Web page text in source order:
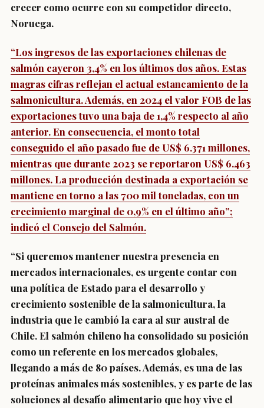
crecer como ocurre con su competidor directo,
Noruega.
“Los ingresos de las exportaciones chilenas de
salmón cayeron 3,4% en los últimos dos años. Estas
magras cifras reflejan el actual estancamiento de la
salmonicultura. Además, en 2024 el valor FOB de las
exportaciones tuvo una baja de 1,4% respecto al año
anterior. En consecuencia, el monto total
conseguido el año pasado fue de US$ 6.371 millones,
mientras que durante 2023 se reportaron US$ 6.463
millones. La producción destinada a exportación se
mantiene en torno a las 700 mil toneladas, con un
crecimiento marginal de 0,9% en el último año”;
indicó el Consejo del Salmón.
“Si queremos mantener nuestra presencia en
mercados internacionales, es urgente contar con
una política de Estado para el desarrollo y
crecimiento sostenible de la salmonicultura, la
industria que le cambió la cara al sur austral de
Chile. El salmón chileno ha consolidado su posición
como un referente en los mercados globales,
llegando a más de 80 países. Además, es una de las
proteínas animales más sostenibles, y es parte de las
soluciones al desafío alimentario que hoy vive el